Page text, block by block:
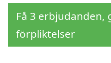
Få 3 erbjudanden,
förpliktelser